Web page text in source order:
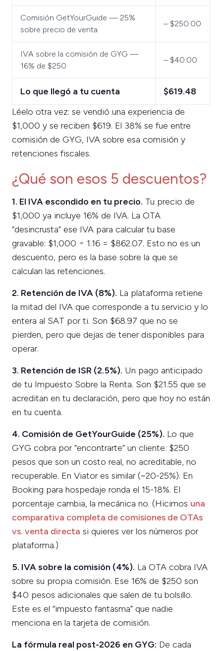
Comisión GetYourGuide — 25%
sobre precio de venta
– $250.00
IVA sobre la comisión de GYG —
16% de $250
– $40.00
Lo que llegó a tu cuenta
$619.48
Léelo otra vez: se vendió una experiencia de
$1,000 y se reciben $619. El 38% se fue entre
comisión de GYG, IVA sobre esa comisión y
retenciones fiscales.
¿Qué son esos 5 descuentos?
1. El IVA escondido en tu precio. Tu precio de
$1,000 ya incluye 16% de IVA. La OTA
“desincrusta” ese IVA para calcular tu base
gravable: $1,000 ÷ 1.16 = $862.07. Esto no es un
descuento, pero es la base sobre la que se
calculan las retenciones.
2. Retención de IVA (8%). La plataforma retiene
la mitad del IVA que corresponde a tu servicio y lo
entera al SAT por ti. Son $68.97 que no se
pierden, pero que dejas de tener disponibles para
operar.
3. Retención de ISR (2.5%). Un pago anticipado
de tu Impuesto Sobre la Renta. Son $21.55 que se
acreditan en tu declaración, pero que hoy no están
en tu cuenta.
4. Comisión de GetYourGuide (25%). Lo que
GYG cobra por “encontrarte” un cliente. $250
pesos que son un costo real, no acreditable, no
recuperable. En Viator es similar (~20-25%). En
Booking para hospedaje ronda el 15-18%. El
porcentaje cambia, la mecánica no. (Hicimos una
comparativa completa de comisiones de OTAs
vs. venta directa si quieres ver los números por
plataforma.)
5. IVA sobre la comisión (4%). La OTA cobra IVA
sobre su propia comisión. Ese 16% de $250 son
$40 pesos adicionales que salen de tu bolsillo.
Este es el “impuesto fantasma” que nadie
menciona en la tarjeta de comisión.
La fórmula real post-2026 en GYG: De cada